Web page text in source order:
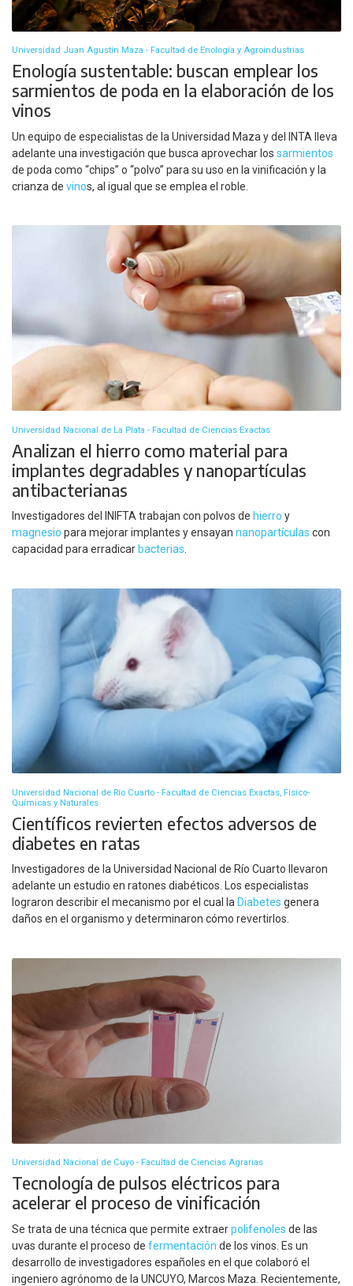
Universidad Juan Agustín Maza - Facultad de Enología y Agroindustrias
Enología sustentable: buscan emplear los
sarmientos de poda en la elaboración de los
vinos
Un equipo de especialistas de la Universidad Maza y del INTA lleva
adelante una investigación que busca aprovechar los sarmientos
de poda como “chips” o “polvo” para su uso en la vinificación y la
crianza de vinos, al igual que se emplea el roble.
Universidad Nacional de La Plata - Facultad de Ciencias Exactas
Analizan el hierro como material para
implantes degradables y nanopartículas
antibacterianas
Investigadores del INIFTA trabajan con polvos de hierro y
magnesio para mejorar implantes y ensayan nanopartículas con
capacidad para erradicar bacterias
Universidad Nacional de Río Cuarto - Facultad de Ciencias Exactas, Físico-
Químicas y Naturales
Científicos revierten efectos adversos de
diabetes en ratas
Investigadores de la Universidad Nacional de Río Cuarto llevaron
adelante un estudio en ratones diabéticos. Los especialistas
lograron describir el mecanismo por el cual la Diabetes genera
daños en el organismo y determinaron cómo revertirlos.
Universidad Nacional de Cuyo - Facultad de Ciencias Agrarias
Tecnología de pulsos eléctricos para
acelerar el proceso de vinificación
Se trata de una técnica que permite extraerpolifenoles de las
uvas durante el proceso de fermentación de los vinos. Es un
desarrollo de investigadores españoles en el que colaboró el
ingeniero agrónomo de la UNCUYO, Marcos Maza. Recientemente,